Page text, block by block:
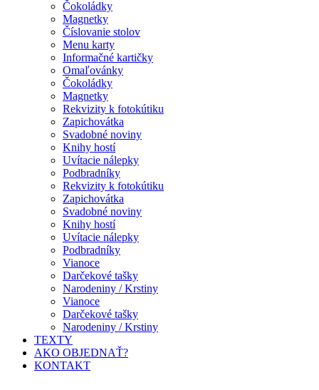
Čokoládky
Magnetky
Číslovanie stolov
Menu karty
Informačné kartičky
Omaľovánky
Čokoládky
Magnetky
Rekvizity k fotokútiku
Zapichovátka
Svadobné noviny
Knihy hostí
Uvítacie nálepky
Podbradníky
Rekvizity k fotokútiku
Zapichovátka
Svadobné noviny
Knihy hostí
Uvítacie nálepky
Podbradníky
Vianoce
Darčekové tašky
Narodeniny / Krstiny
Vianoce
Darčekové tašky
Narodeniny / Krstiny
TEXTY
AKO OBJEDNAŤ?
KONTAKT